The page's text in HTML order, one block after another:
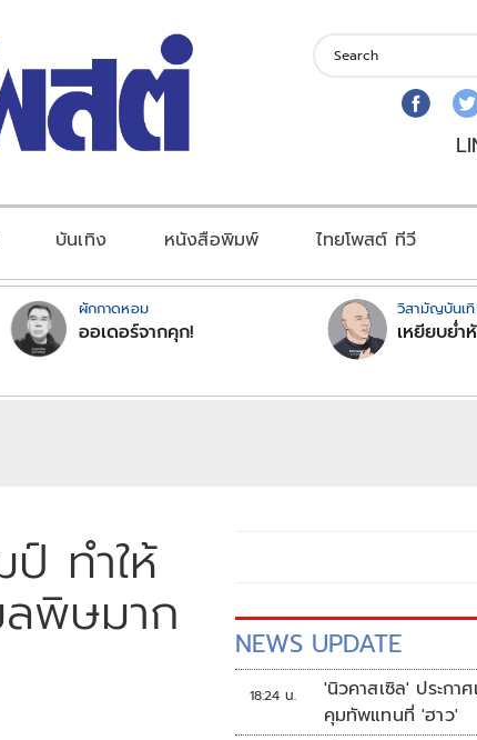
บันเทิง หนังสือพิมพ์ ไทยโพสต์ ทีวี
ผักกาดหอม
ออเดอร์จากคุก!
วิสามัญบันเ
เหยียบย่ำ
ทำให้
พิษมาก NEWS UPDATE
18:24 น.
'นิวคาสเซิล' ประกา
คุมทัพแทนที่ 'ฮาว'